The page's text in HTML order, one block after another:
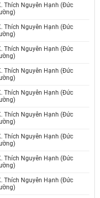
Thích Nguyên Hạnh (Đức
Thích Nguyên Hạnh (Đức
Thích Nguyên Hạnh (Đức
Thích Nguyên Hạnh (Đức
Thích Nguyên Hạnh (Đức
Thích Nguyên Hạnh (Đức
Thích Nguyên Hạnh (Đức
Thích Nguyên Hạnh (Đức
Thích Nguyên Hạnh (Đức